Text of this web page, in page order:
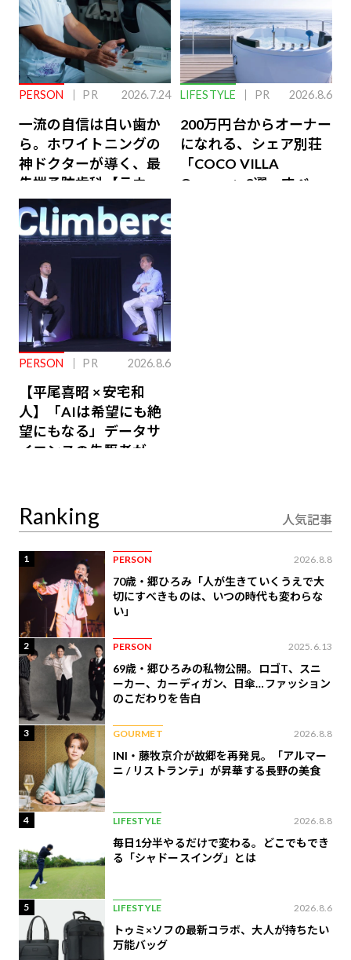
PERSON PR 2026.7.24
一流の自信は白い歯か
ら。ホワイトニングの
神ドクターが導く、最
先端予防歯科【ラウン
ジ会員特典あり】
LIFESTYLE PR 2026.8.6
200万円台からオーナー
になれる、シェア別荘
「COCO VILLA
Owners」3選。すべて
PERSON PR 2026.8.6
【平尾喜昭 × 安宅和
人】「AIは希望にも絶
望にもなる」データサ
イエンスの先駆者が語
Ranking 人気記事
1 PERSON 2026.8.8
70歳・郷ひろみ「人が生きていくうえで大
切にすべきものは、いつの時代も変わらな
い」
2 PERSON 2025.6.13
69歳・郷ひろみの私物公開。ロゴT、スニ
ーカー、カーディガン、日傘…ファッション
のこだわりを告白
3 GOURMET 2026.8.8
INI・藤牧京介が故郷を再発見。「アルマー
ニ / リストランテ」が昇華する長野の美食
4 LIFESTYLE 2026.8.8
毎日1分半やるだけで変わる。どこでもでき
る「シャドースイング」とは
5 LIFESTYLE 2026.8.6
トゥミ×ソフの最新コラボ、大人が持ちたい
万能バッグ